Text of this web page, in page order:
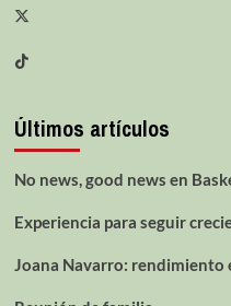
Últimos artículos
No news, good news en
Experiencia para seguir
Joana Navarro: rendimiento